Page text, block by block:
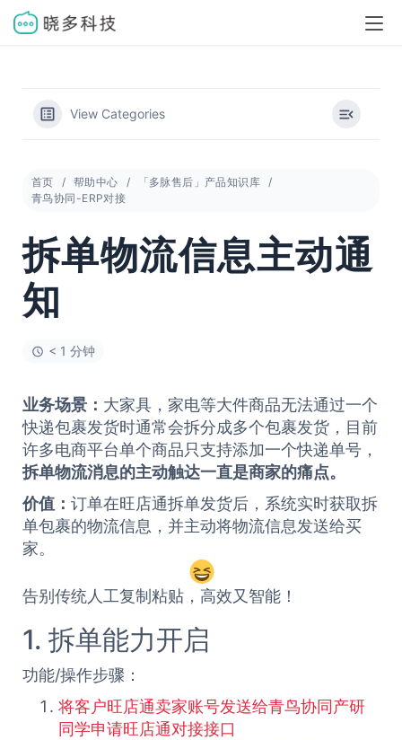
View Categories
首页 帮助中心
「多脉售后」产品知识库
青鸟协同-ERP对接
拆单物流信息主动通
知
< 1 分钟
业务场景： 大家具，家电等大件商品无法通过一个
快递包裹发货时通常会拆分成多个包裹发货，目前
许多电商平台单个商品只支持添加一个快递单号，
拆单物流消息的主动触达一直是商家的痛点。
价值： 订单在旺店通拆单发货后，系统实时获取拆
单包裹的物流信息，并主动将物流信息发送给买
家。
告别传统人工复制粘贴，高效又智能！
1. 拆单能力开启
功能/操作步骤：
将客户旺店通卖家账号发送给青鸟协同产研
同学申请旺店通对接接口